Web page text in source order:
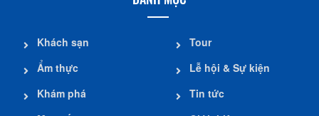
Khách sạn
Ẩm thực
Khám phá
Tour
Lễ hội & Sự kiện
Tin tức